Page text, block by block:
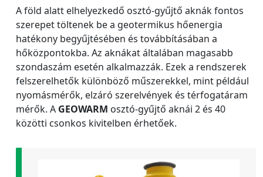
A föld alatt elhelyezkedő osztó-gyűjtő aknák fontos
szerepet töltenek be a geotermikus hőenergia
hatékony begyűjtésében és továbbításában a
hőközpontokba. Az aknákat általában magasabb
szondaszám esetén alkalmazzák. Ezek a rendszerek
felszerelhetők különböző műszerekkel, mint például
nyomásmérők, elzáró szerelvények és térfogatáram
mérők. A GEOWARM osztó-gyűjtő aknái 2 és 40
közötti csonkos kivitelben érhetőek.